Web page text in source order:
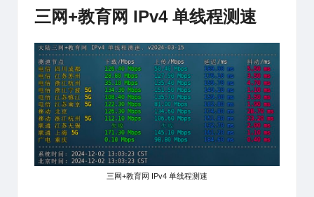
三网+教育网 IPv4 单线程测速
三网+教育网 IPv4 单线程测速